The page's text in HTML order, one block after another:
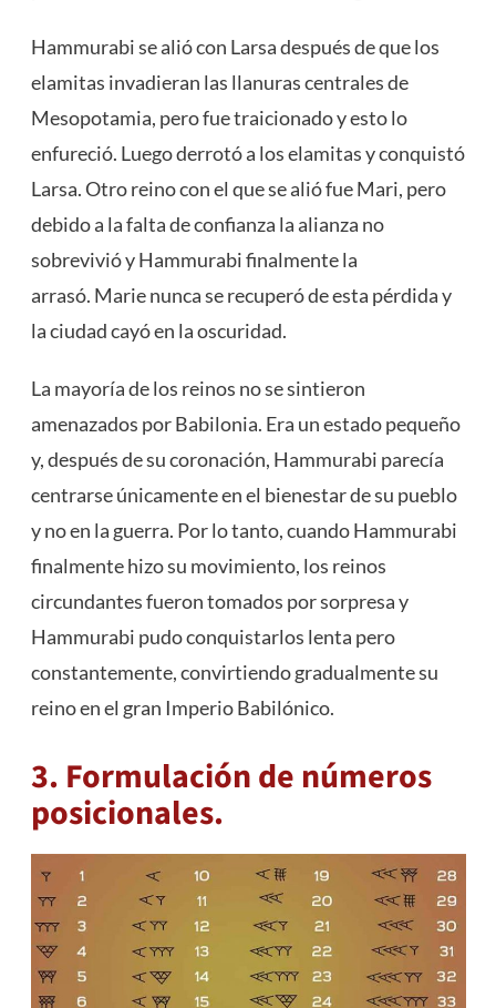
Hammurabi se alió con Larsa después de que los
elamitas invadieran las llanuras centrales de
Mesopotamia, pero fue traicionado y esto lo
enfureció. Luego derrotó a los elamitas y conquistó
Larsa. Otro reino con el que se alió fue Mari, pero
debido a la falta de confianza la alianza no
sobrevivió y Hammurabi finalmente la
arrasó. Marie nunca se recuperó de esta pérdida y
la ciudad cayó en la oscuridad.
La mayoría de los reinos no se sintieron
amenazados por Babilonia. Era un estado pequeño
y, después de su coronación, Hammurabi parecía
centrarse únicamente en el bienestar de su pueblo
y no en la guerra. Por lo tanto, cuando Hammurabi
finalmente hizo su movimiento, los reinos
circundantes fueron tomados por sorpresa y
Hammurabi pudo conquistarlos lenta pero
constantemente, convirtiendo gradualmente su
reino en el gran Imperio Babilónico.
3. Formulación de números
posicionales.